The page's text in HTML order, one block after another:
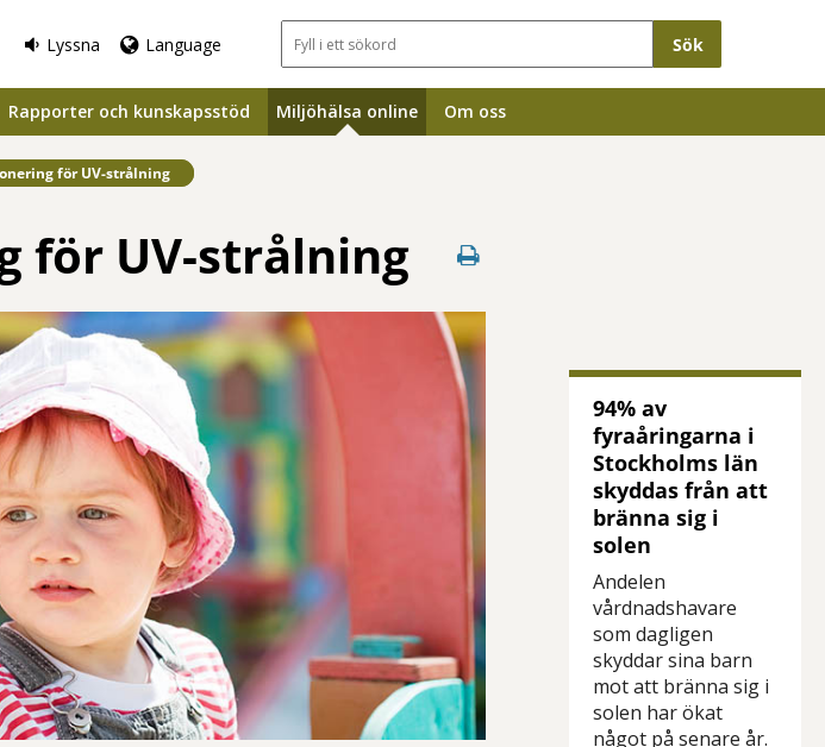
Lyssna Language Sökfält
Rapporter och kunskapsstöd Miljöhälsa online Om oss
för UV-strålning
för UV-strålning
94% av
fyraåringarna i
Stockholms län
skyddas från att
bränna sig i
solen
Andelen
vårdnadshavare
som dagligen
skyddar sina barn
mot att bränna sig i
solen har ökat
något på senare år.